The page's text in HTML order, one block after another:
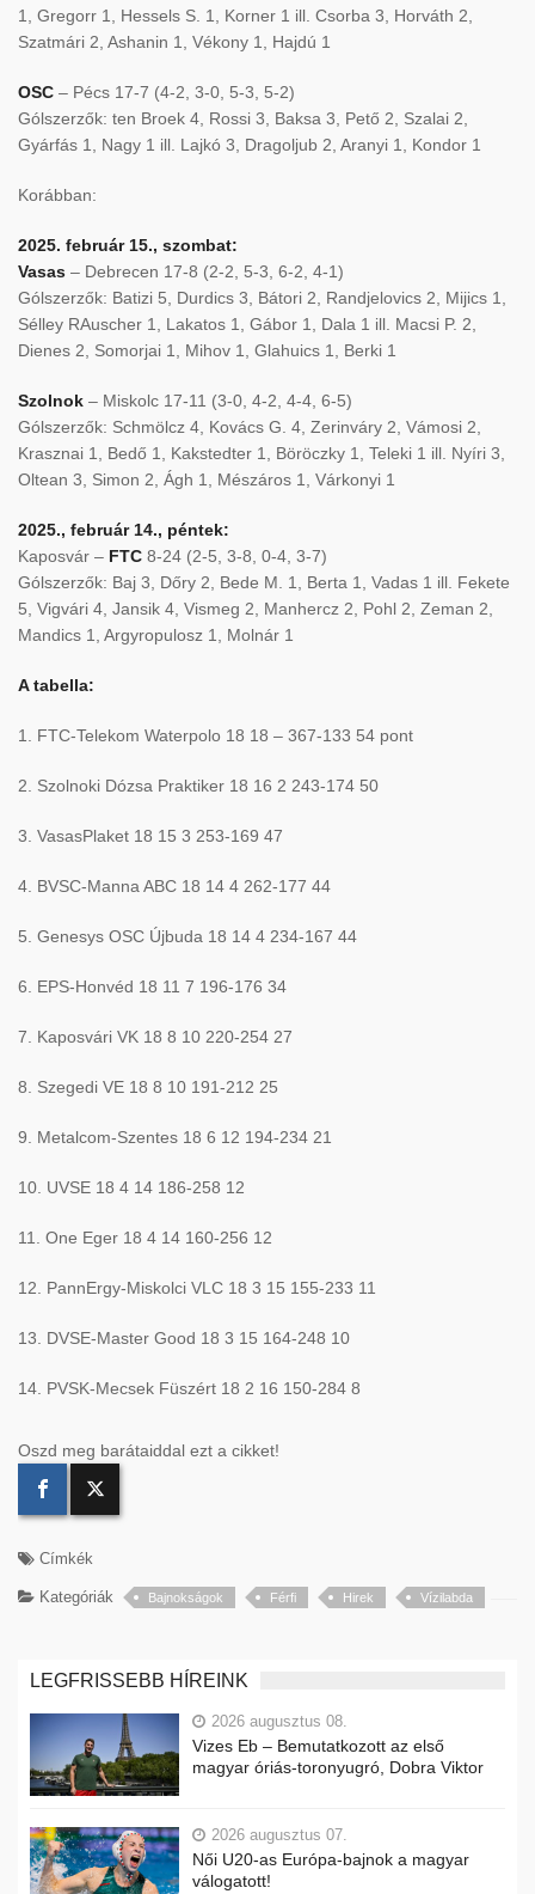
1, Gregorr 1, Hessels S. 1, Korner 1 ill. Csorba 3, Horváth 2,
Szatmári 2, Ashanin 1, Vékony 1, Hajdú 1
OSC – Pécs 17-7 (4-2, 3-0, 5-3, 5-2)
Gólszerzők: ten Broek 4, Rossi 3, Baksa 3, Pető 2, Szalai 2,
Gyárfás 1, Nagy 1 ill. Lajkó 3, Dragoljub 2, Aranyi 1, Kondor 1
Korábban:
2025. február 15., szombat:
Vasas – Debrecen 17-8 (2-2, 5-3, 6-2, 4-1)
Gólszerzők: Batizi 5, Durdics 3, Bátori 2, Randjelovics 2, Mijics 1,
Sélley RAuscher 1, Lakatos 1, Gábor 1, Dala 1 ill. Macsi P. 2,
Dienes 2, Somorjai 1, Mihov 1, Glahuics 1, Berki 1
Szolnok – Miskolc 17-11 (3-0, 4-2, 4-4, 6-5)
Gólszerzők: Schmölcz 4, Kovács G. 4, Zerinváry 2, Vámosi 2,
Krasznai 1, Bedő 1, Kakstedter 1, Böröczky 1, Teleki 1 ill. Nyíri 3,
Oltean 3, Simon 2, Ágh 1, Mészáros 1, Várkonyi 1
2025., február 14., péntek:
Kaposvár – FTC 8-24 (2-5, 3-8, 0-4, 3-7)
Gólszerzők: Baj 3, Dőry 2, Bede M. 1, Berta 1, Vadas 1 ill. Fekete
5, Vigvári 4, Jansik 4, Vismeg 2, Manhercz 2, Pohl 2, Zeman 2,
Mandics 1, Argyropulosz 1, Molnár 1
A tabella:
1. FTC-Telekom Waterpolo 18 18 – 367-133 54 pont
2. Szolnoki Dózsa Praktiker 18 16 2 243-174 50
3. VasasPlaket 18 15 3 253-169 47
4. BVSC-Manna ABC 18 14 4 262-177 44
5. Genesys OSC Újbuda 18 14 4 234-167 44
6. EPS-Honvéd 18 11 7 196-176 34
7. Kaposvári VK 18 8 10 220-254 27
8. Szegedi VE 18 8 10 191-212 25
9. Metalcom-Szentes 18 6 12 194-234 21
10. UVSE 18 4 14 186-258 12
11. One Eger 18 4 14 160-256 12
12. PannErgy-Miskolci VLC 18 3 15 155-233 11
13. DVSE-Master Good 18 3 15 164-248 10
14. PVSK-Mecsek Füszért 18 2 16 150-284 8
Oszd meg barátaiddal ezt a cikket!
Címkék
Kategóriák Bajnokságok Férfi Hirek Vízilabda
LEGFRISSEBB HÍREINK
2026 augusztus 08.
Vizes Eb – Bemutatkozott az első
magyar óriás-toronyugró, Dobra Viktor
2026 augusztus 07.
Női U20-as Európa-bajnok a magyar
válogatott!